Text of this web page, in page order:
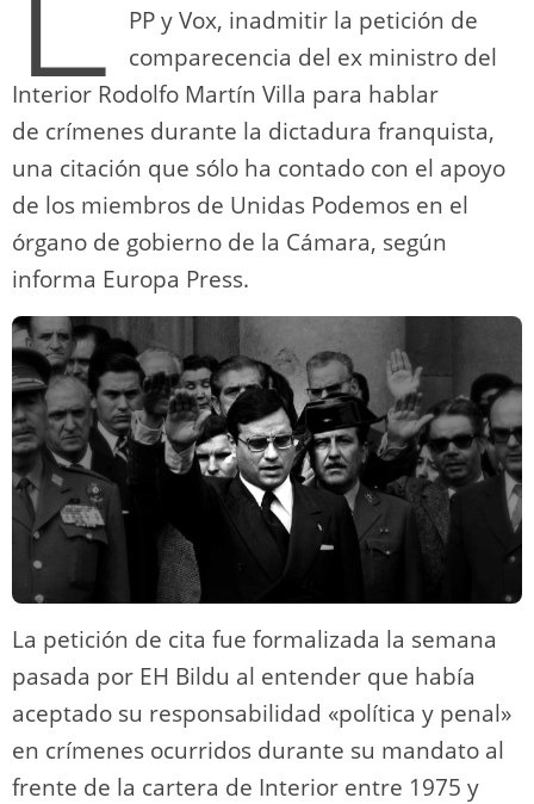
PP y Vox, inadmitir la petición de
comparecencia del ex ministro del
Interior Rodolfo Martín Villa para hablar
de crímenes durante la dictadura franquista,
una citación que sólo ha contado con el apoyo
de los miembros de Unidas Podemos en el
órgano de gobierno de la Cámara, según
informa Europa Press.
La petición de cita fue formalizada la semana
pasada por EH Bildu al entender que había
aceptado su responsabilidad «política y penal»
en crímenes ocurridos durante su mandato al
frente de la cartera de Interior entre 1975 y